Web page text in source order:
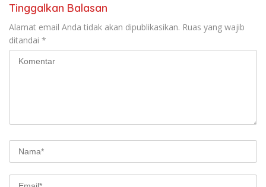
Tinggalkan Balasan
Alamat email Anda tidak akan dipublikasikan. Ruas yang wajib
ditandai *